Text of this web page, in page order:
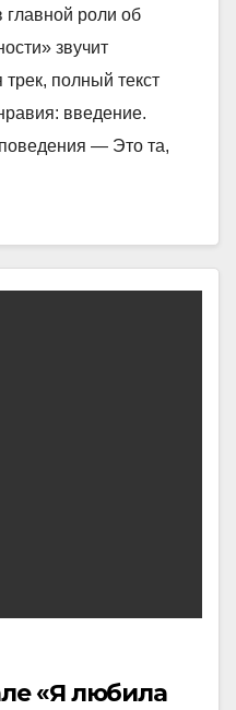
главной роли об
звучит
полный текст
введение.
— Это та,
«Я любила